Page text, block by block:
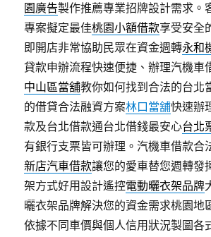
園廣告製作推薦專業招牌設計需求。
專案擬定最佳桃園小額借款享受安全
即開店非常協助民眾在資金週轉永和
貸款申辦流程快速便捷、辦理汽機車
中山區當舖教你如何找到合法的台北
的借貸合法融資方案林口當舖快速辦
款及台北借款通台北借錢最安心台北
有銀行支票皆可辦理。汽機車借款合
新店汽車借款讓您的愛車替您週轉發
架方式好用設計遙控電動曬衣架品牌
曬衣架品牌解決您的資金需求桃園地
依據不同車價與個人信用狀況製圖各